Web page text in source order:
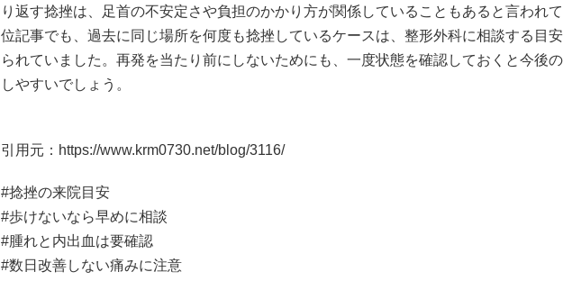
り返す捻挫は、足首の不安定さや負担のかかり方が関係していることもあると言われ
位記事でも、過去に同じ場所を何度も捻挫しているケースは、整形外科に相談する目
られていました。再発を当たり前にしないためにも、一度状態を確認しておくと今後
しやすいでしょう。
引用元： https://www.krm0730.net/blog/3116/
#捻挫の来院目安
#歩けないなら早めに相談
#腫れと内出血は要確認
#数日改善しない痛みに注意